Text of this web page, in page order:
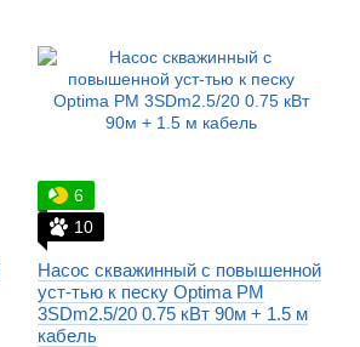
6
10
Насос скважинный с повышенной
уст-тью к песку Optima PM
3SDm2.5/20 0.75 кВт 90м + 1.5 м
кабель